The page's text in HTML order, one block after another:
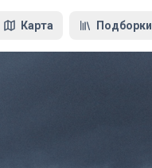
Карта Подборки